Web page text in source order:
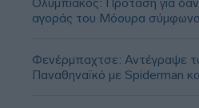
αγοράς του Μόουρα
Φενέρμπαχτσε: Αντέγραψε
Παναθηναϊκό με Spiderman